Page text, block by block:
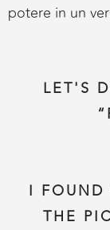
potere in un
LET'S
I
THE